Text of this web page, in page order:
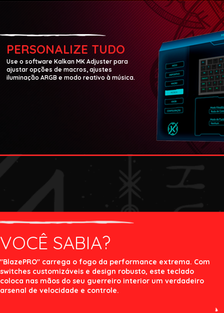
PERSONALIZE TUDO
Use o software Kalkan MK Adjuster para
ajustar opções de macros, ajustes
iluminação ARGB e modo reativo à música.
VOCÊ SABIA?
"BlazePRO" carrega o fogo da performance extrema. Com
switches customizáveis e design robusto, este teclado
coloca nas mãos do seu guerreiro interior um verdadeiro
arsenal de velocidade e controle.